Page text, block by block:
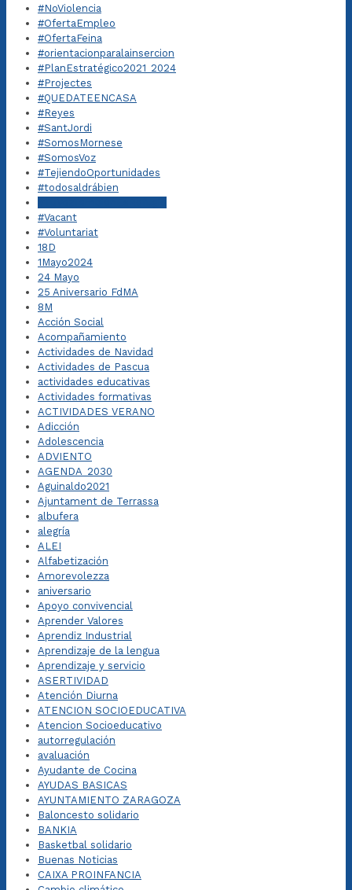
#NoViolencia
#OfertaEmpleo
#OfertaFeina
#orientacionparalainsercion
#PlanEstratégico2021_2024
#Projectes
#QUEDATEENCASA
#Reyes
#SantJordi
#SomosMornese
#SomosVoz
#TejiendoOportunidades
#todosaldrábien
#Vacant
#Voluntariat
18D
1Mayo2024
24 Mayo
25 Aniversario FdMA
8M
Acción Social
Acompañamiento
Actividades de Navidad
Actividades de Pascua
actividades educativas
Actividades formativas
ACTIVIDADES VERANO
Adicción
Adolescencia
ADVIENTO
AGENDA_2030
Aguinaldo2021
Ajuntament de Terrassa
albufera
alegría
ALEI
Alfabetización
Amorevolezza
aniversario
Apoyo convivencial
Aprender Valores
Aprendiz Industrial
Aprendizaje de la lengua
Aprendizaje y servicio
ASERTIVIDAD
Atención Diurna
ATENCION SOCIOEDUCATIVA
Atencion Socioeducativo
autorregulación
avaluación
Ayudante de Cocina
AYUDAS BASICAS
AYUNTAMIENTO ZARAGOZA
Baloncesto solidario
BANKIA
Basketbal solidario
Buenas Noticias
CAIXA PROINFANCIA